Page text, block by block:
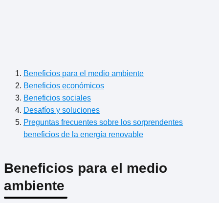
Beneficios para el medio ambiente
Beneficios económicos
Beneficios sociales
Desafíos y soluciones
Preguntas frecuentes sobre los sorprendentes
beneficios de la energía renovable
Beneficios para el medio
ambiente